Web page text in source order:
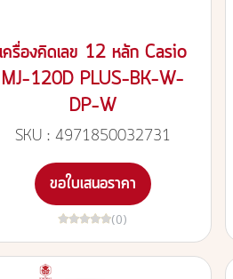
เครื่องคิดเลข 12 หลัก Casio
MJ-120D PLUS-BK-W-
DP-W
SKU : 4971850032731
ขอใบเสนอราคา
(0)